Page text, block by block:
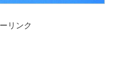
リンク